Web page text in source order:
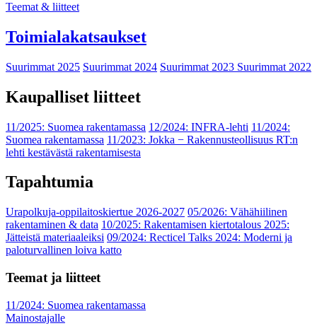
Teemat & liitteet
Toimialakatsaukset
Suurimmat 2025 Suurimmat 2024 Suurimmat 2023 Suurimmat 2022
Kaupalliset liitteet
11/2025: Suomea rakentamassa 12/2024: INFRA-lehti 11/2024:
Suomea rakentamassa 11/2023: Jokka − Rakennusteollisuus RT:n
lehti kestävästä rakentamisesta
Tapahtumia
Urapolkuja-oppilaitoskiertue 2026-2027 05/2026: Vähähiilinen
rakentaminen & data 10/2025: Rakentamisen kiertotalous 2025:
Jätteistä materiaaleiksi 09/2024: Recticel Talks 2024: Moderni ja
paloturvallinen loiva katto
Teemat ja liitteet
11/2024: Suomea rakentamassa
Mainostajalle